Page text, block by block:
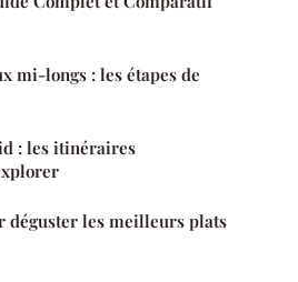
mi-longs : les étapes de
: les itinéraires
déguster les meilleurs plats